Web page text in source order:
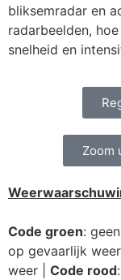
bliksemradar en
radarbeelden,
snelheid en
Zoom
Code groen:
op gevaarlijk weer
weer | Code rood